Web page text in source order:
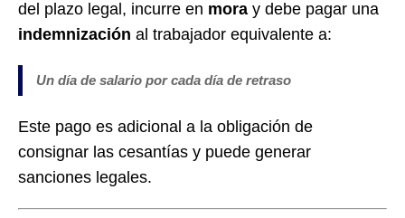
del plazo legal, incurre en mora y debe pagar una
indemnización al trabajador equivalente a:
Un día de salario por cada día de retraso
Este pago es adicional a la obligación de
consignar las cesantías y puede generar
sanciones legales.